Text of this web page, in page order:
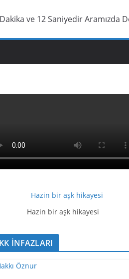
ve 13 Saniyedir Aramızda
Hazin bir aşk hikayesi
İNFAZLARI